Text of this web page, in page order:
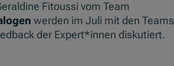
Fitoussi vom Team
werden im Juli mit den Teams
der Expert*innen diskutiert.